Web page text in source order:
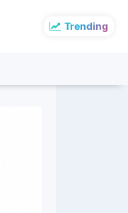
Trending